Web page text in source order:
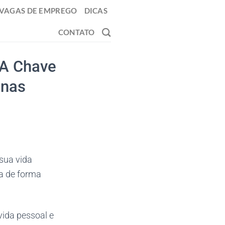
DE EMPREGO DICAS
CONTATO
Chave
vida
de forma
pessoal e